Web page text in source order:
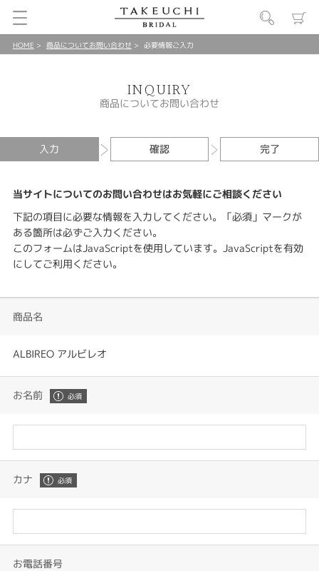
HOME 商品についてお問い合わせ 必要情報ご入力
INQUIRY
商品についてお問い合わせ
入力 確認 完了
当サイトについてのお問い合わせはお気軽にご相談ください
下記の項目に必要な情報を入力してください。「必須」マークが
ある箇所は必ずご入力ください。
このフォームはJavaScriptを使用しています。JavaScriptを有効
にしてご利用ください。
商品名
ALBIREO アルビレオ
お名前
カナ
お電話番号